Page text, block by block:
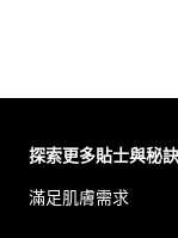
探索更多貼士與秘訣
滿足肌膚需求